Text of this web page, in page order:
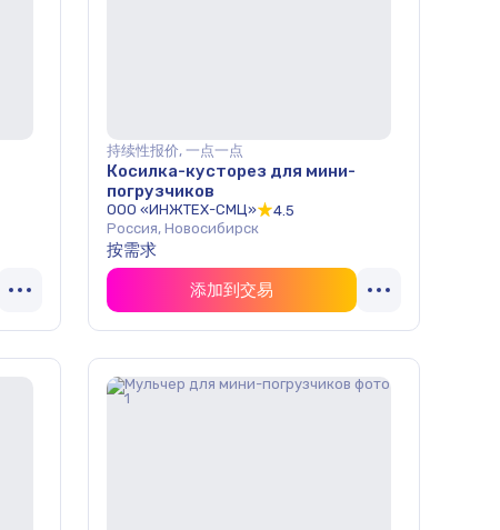
持续性报价, 一点一点
Косилка-кусторез для мини-
погрузчиков
ООО «ИНЖТЕХ-СМЦ»
4.5
Россия, Новосибирск
按需求
添加到交易